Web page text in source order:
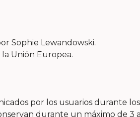
Sophie Lewandowski.
Unión Europea.
por los usuarios durante
durante un máximo de